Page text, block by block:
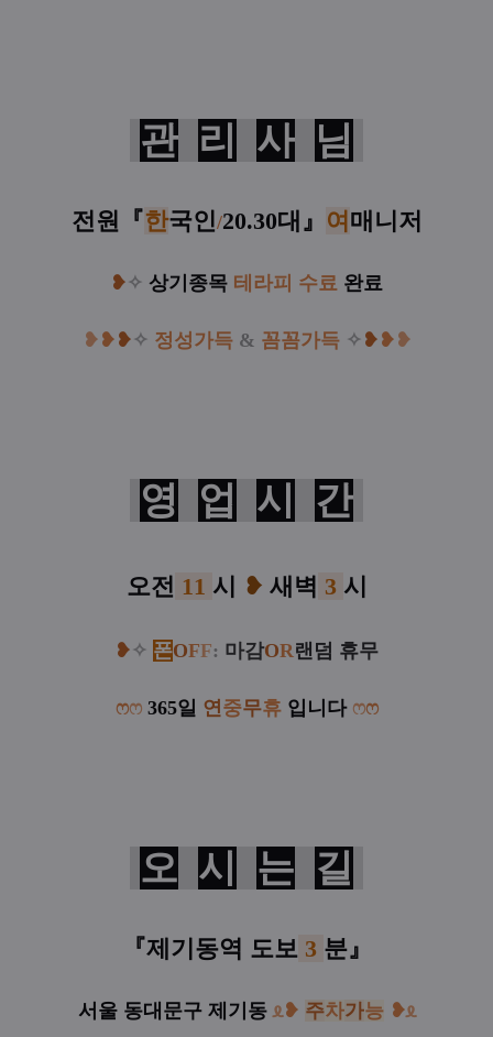
관 리 사 님
전원 『한국인/20.30대 』 여 매니저
❥ ✧ 상기종목 테라피 수료 완료
❥ ❥ ❥ ✧ 정성가득 & 꼼꼼가득 ✧ ❥ ❥ ❥
영 업 시 간
오전 11 시 ❥ 새벽 3 시
❥ ✧ 폰OFF: 마감OR랜덤 휴무
ෆෆ365일 연중무휴입니다 ෆෆ
오 시 는 길
『제기동역 도보3 분』
서울 동대문구 제기동ᦸ❥ 주차가능 ❥ᦸ